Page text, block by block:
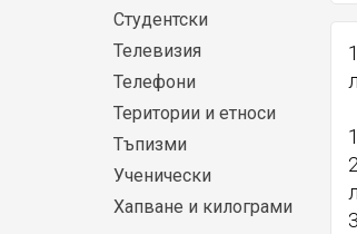
Студентски
Телевизия
Телефони
Територии и етноси
Тъпизми
Ученически
Хапване и килограми